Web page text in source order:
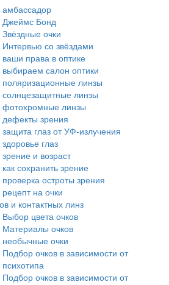
амбассадор
Джеймс Бонд
Звёздные очки
Интервью со звёздами
ваши права в оптике
выбираем салон оптики
поляризационные линзы
солнцезащитные линзы
фотохромные линзы
дефекты зрения
защита глаз от УФ-излучения
здоровье глаз
зрение и возраст
как сохранить зрение
проверка остроты зрения
рецепт на очки
и контактных линз
Выбор цвета очков
Материалы очков
необычные очки
Подбор очков в зависимости от
психотипа
Подбор очков в зависимости от